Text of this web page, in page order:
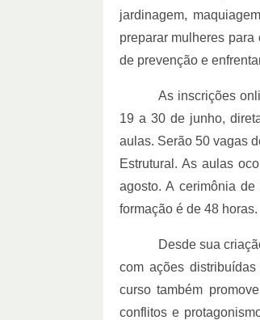
jardinagem,
preparar mulheres
de prevenção e
As inscrições
19 a 30 de junho,
aulas. Serão 50 vagas
Estrutural. As aulas
agosto. A cerimônia
formação é de 48 horas.
Desde sua
com ações
curso também
conflitos e